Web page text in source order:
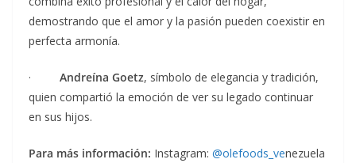
demostrando que el amor y la pasión pueden coexistir en
perfecta armonía.
· Andreína Goetz, símbolo de elegancia y tradición,
quien compartió la emoción de ver su legado continuar
en sus hijos.
Para más información: Instagram: @olefoods_venezuela